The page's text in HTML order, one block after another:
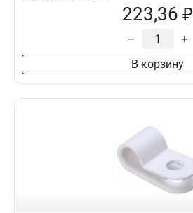
223,36 ₽
– +
В корзину